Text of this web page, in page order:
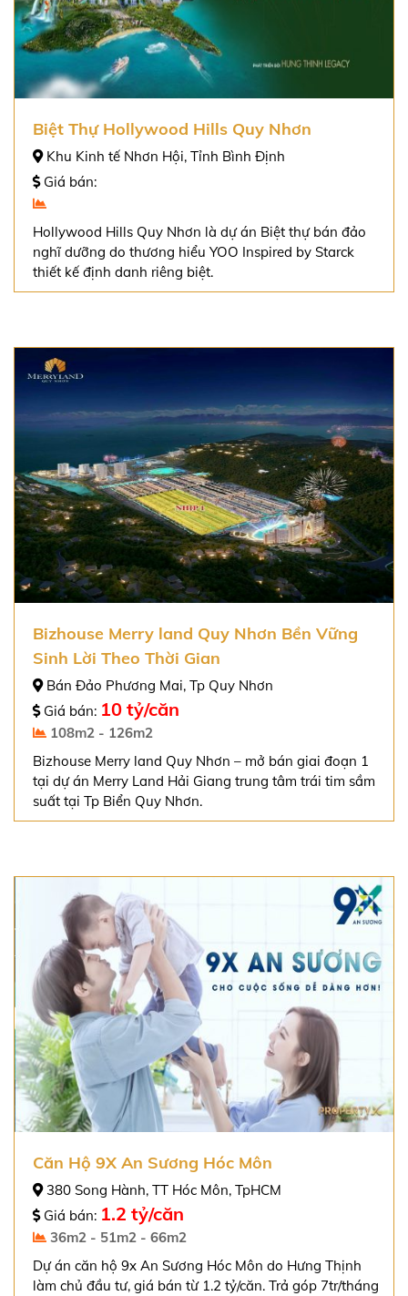
Biệt Thự Hollywood Hills Quy Nhơn
Khu Kinh tế Nhơn Hội, Tỉnh Bình Định
Giá bán:
Hollywood Hills Quy Nhơn là dự án Biệt thự bán đảo
nghĩ dưỡng do thương hiểu YOO Inspired by Starck
thiết kế định danh riêng biệt.
Bizhouse Merry land Quy Nhơn Bền Vững
Sinh Lời Theo Thời Gian
Bán Đảo Phương Mai, Tp Quy Nhơn
Giá bán: 10 tỷ/căn
108m2 - 126m2
Bizhouse Merry land Quy Nhơn – mở bán giai đoạn 1
tại dự án Merry Land Hải Giang trung tâm trái tim sầm
suất tại Tp Biển Quy Nhơn.
Căn Hộ 9X An Sương Hóc Môn
380 Song Hành, TT Hóc Môn, TpHCM
Giá bán: 1.2 tỷ/căn
36m2 - 51m2 - 66m2
Dự án căn hộ 9x An Sương Hóc Môn do Hưng Thịnh
làm chủ đầu tư, giá bán từ 1.2 tỷ/căn. Trả góp 7tr/tháng